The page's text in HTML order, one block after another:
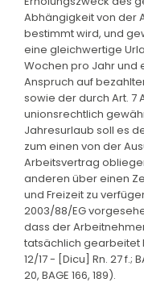
Abhängigkeit von der
bestimmt wird, und
eine gleichwertige
Wochen pro Jahr und
Anspruch auf
sowie der durch Art. 7
unionsrechtlich
Jahresurlaub soll es
zum einen von der
Arbeitsvertrag
anderen über einen
und Freizeit zu
2003/88/EG
dass der
tatsächlich gearbeitet
12/17 - [Dicu] Rn. 27 f.;
20, BAGE 166, 189).